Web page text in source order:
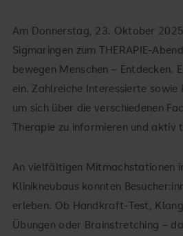
Am Donnerstag, 23. Oktober
Sigmaringen zum THERAPIE-
bewegen Menschen – Entdecken.
ein. Zahlreiche Interessierte sowie
um sich über die verschiedenen
Therapie zu informieren und aktiv
An vielfältigen Mitmachstationen
Klinikneubaus konnten
erleben. Ob Handkraft-Test,
Übungen oder Brainstretching –